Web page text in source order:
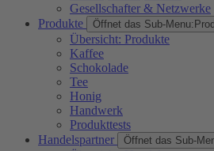
Gesellschafter & Netzwerke
Produkte
Öffnet das Sub-Menu:
Übersicht: Produkte
Kaffee
Schokolade
Tee
Honig
Handwerk
Produkttests
Handelspartner
Öffnet das Sub-